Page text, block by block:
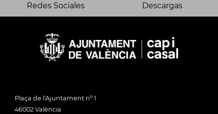
Redes Sociales Descargas
Plaça de l'Ajuntament nº 1
46002 València